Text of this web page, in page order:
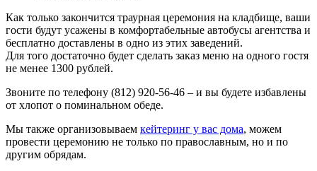
Как только закончится траурная церемония на кладбище, ваши
гости будут усажены в комфортабельные автобусы агентства и
бесплатно доставлены в одно из этих заведений.
Для того достаточно будет сделать заказ меню на одного гостя
не менее 1300 рублей.
Звоните по телефону (812) 920-56-46 – и вы будете избавлены
от хлопот о поминальном обеде.
Мы также организовываем кейтеринг у вас дома, можем
провести церемонию не только по православным, но и по
другим обрядам.